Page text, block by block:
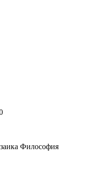
Философия